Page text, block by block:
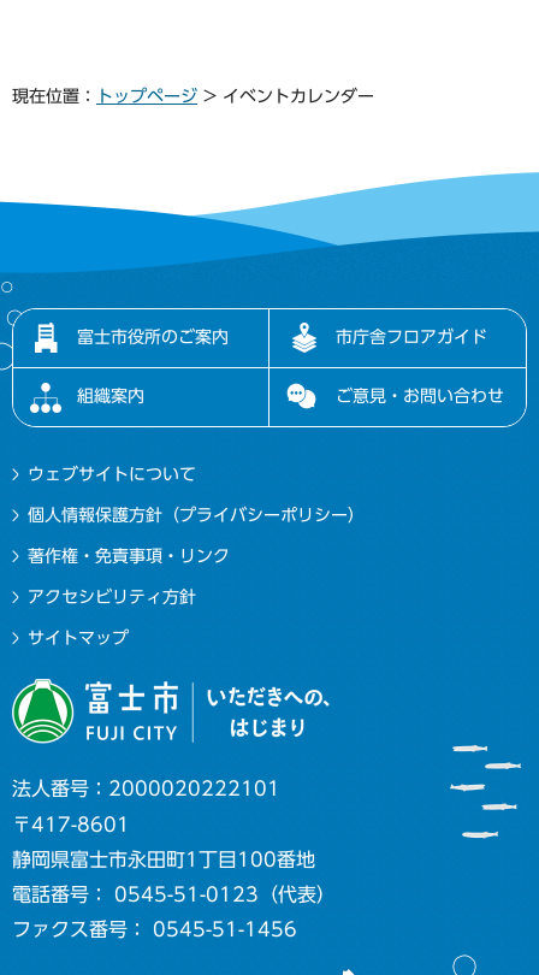
現在位置： トップページ > イベントカレンダー
富士市役所のご案内 市庁舎フロアガイド
組織案内 ご意見・お問い合わせ
ウェブサイトについて
個人情報保護方針（プライバシーポリシー）
著作権・免責事項・リンク
アクセシビリティ方針
サイトマップ
法人番号：2000020222101
〒417-8601
静岡県富士市永田町1丁目100番地
電話番号： 0545-51-0123（代表）
ファクス番号： 0545-51-1456